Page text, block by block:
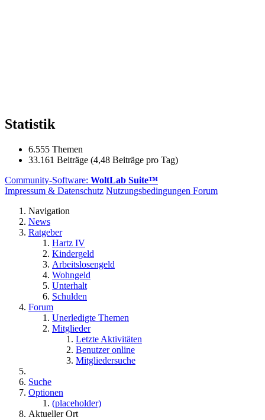
Statistik
6.555 Themen
33.161 Beiträge (4,48 Beiträge pro Tag)
Community-Software: WoltLab Suite™
Impressum & Datenschutz Nutzungsbedingungen Forum
Navigation
News
Ratgeber
Hartz IV
Kindergeld
Arbeitslosengeld
Wohngeld
Unterhalt
Schulden
Forum
Unerledigte Themen
Mitglieder
Letzte Aktivitäten
Benutzer online
Mitgliedersuche
Suche
Optionen
(placeholder)
Aktueller Ort